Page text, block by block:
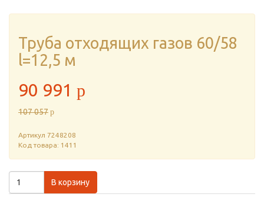
Труба отходящих газов 60/58
l=12,5 м
90 991 p
107 057 p
Артикул 7248208
Код товара: 1411
В корзину